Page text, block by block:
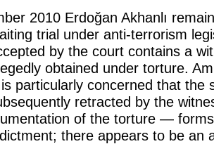
2010 Erdoğan Akhanlı
trial under anti-terrorism
by the court contains a
obtained under torture.
particularly concerned that the
retracted by the
of the torture —
there appears to be an